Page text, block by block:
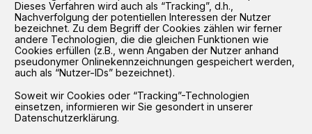
Dieses Verfahren wird auch als “Tracking”, d.h.,
Nachverfolgung der potentiellen Interessen der Nutzer
bezeichnet. Zu dem Begriff der Cookies zählen wir ferner
andere Technologien, die die gleichen Funktionen wie
Cookies erfüllen (z.B., wenn Angaben der Nutzer anhand
pseudonymer Onlinekennzeichnungen gespeichert werden,
auch als “Nutzer-IDs” bezeichnet).
Soweit wir Cookies oder “Tracking”-Technologien
einsetzen, informieren wir Sie gesondert in unserer
Datenschutzerklärung.